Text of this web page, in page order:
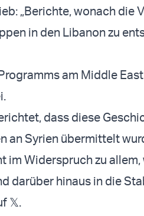
„Berichte, wonach die
in den Libanon zu
am Middle
dass diese
an Syrien übermittelt
im Widerspruch zu allem,
darüber hinaus in die
𝕏.